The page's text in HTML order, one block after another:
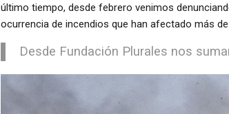
último tiempo, desde febrero venimos
ocurrencia de incendios que han afectado más
Desde Fundación Plurales nos